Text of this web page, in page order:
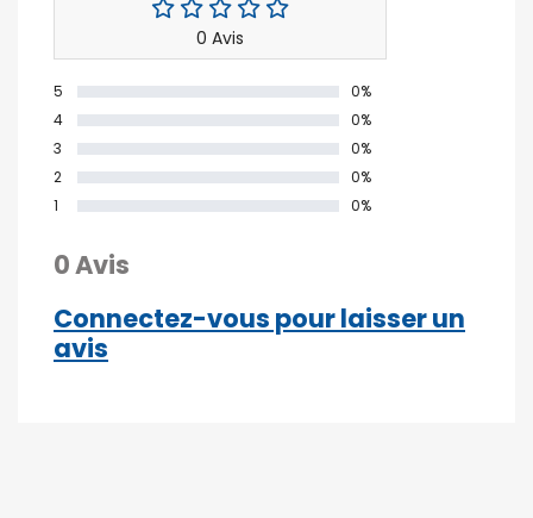
0 Avis
5
0%
4
0%
3
0%
2
0%
1
0%
0 Avis
Connectez-vous pour laisser un
avis